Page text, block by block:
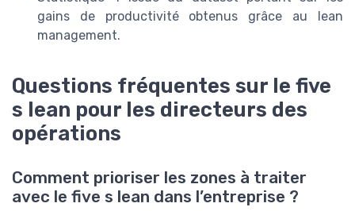
gains de productivité obtenus grâce au lean
management.
Questions fréquentes sur le five
s lean pour les directeurs des
opérations
Comment prioriser les zones à traiter
avec le five s lean dans l’entreprise ?